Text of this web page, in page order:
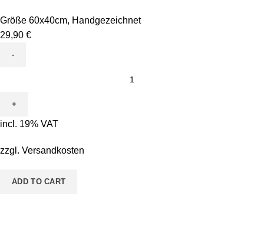
Größe 60x40cm, Handgezeichnet
29,90 €
Ausmalen
-
Sina
quantity
incl. 19% VAT
zzgl. Versandkosten
ADD TO CART